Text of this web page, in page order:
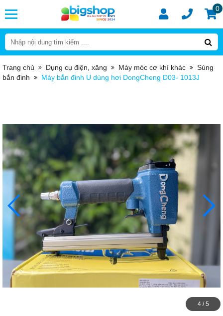
0
Trang chủ Dụng cụ điện, xăng Máy móc cơ khí khác
Súng
bắn đinh
Máy bắn đinh U dùng hơi DongCheng D03- 1013J
4/5